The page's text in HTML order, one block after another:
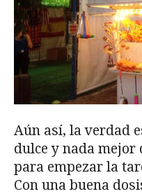
Aún así, la verdad
dulce y nada mejor
para empezar la
Con una buena